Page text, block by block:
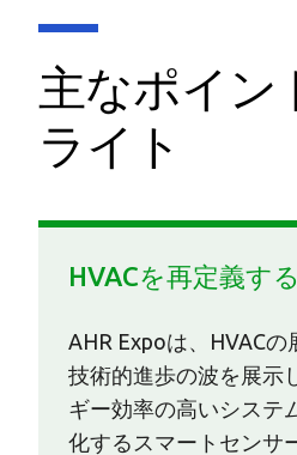
主なポイン
ライト
HVACを再定義す
AHR Expoは、HVACの
技術的進歩の波を展示
ギー効率の高いシステ
化するスマートセンサ